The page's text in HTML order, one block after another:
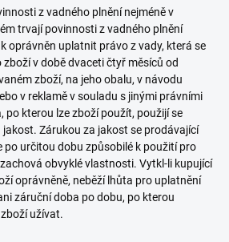
z vadného plnění nejméně v
trvají povinnosti z vadného plnění
oprávněn uplatnit právo z vady, která se
v době dvaceti čtyř měsíců od
zboží, na jeho obalu, v návodu
v reklamě v souladu s jinými právními
po kterou lze zboží použít, použijí se
Zárukou za jakost se prodávající
po určitou dobu způsobilé k použití pro
obvyklé vlastnosti. Vytkl-li kupující
oprávněně, neběží lhůta pro uplatnění
záruční doba po dobu, po kterou
užívat.